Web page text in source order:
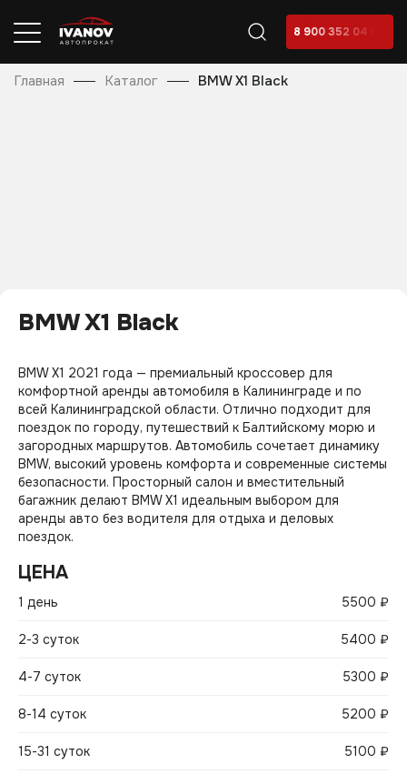
8 900 352 04 04
Главная Каталог BMW X1 Black
BMW X1 Black
BMW X1 2021 года — премиальный кроссовер для
комфортной аренды автомобиля в Калининграде и по
всей Калининградской области. Отлично подходит для
поездок по городу, путешествий к Балтийскому морю и
загородных маршрутов. Автомобиль сочетает динамику
BMW, высокий уровень комфорта и современные системы
безопасности. Просторный салон и вместительный
багажник делают BMW X1 идеальным выбором для
аренды авто без водителя для отдыха и деловых
поездок.
ЦЕНА
1 день 5500 ₽
2-3 суток 5400 ₽
4-7 суток 5300 ₽
8-14 суток 5200 ₽
15-31 суток 5100 ₽